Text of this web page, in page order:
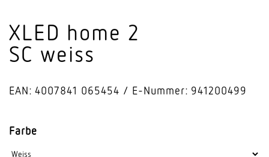
XLED home 2
SC weiss
EAN: 4007841 065454 E-Nummer: 941200499
Farbe